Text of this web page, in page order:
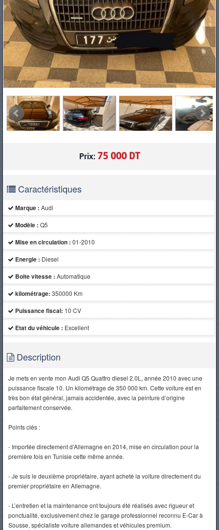
Prix: 75 000 DT
Caractéristiques
Marque : Audi
Modèle : Q5
Mise en circulation : 01-2010
Energie : Diesel
Boite vitesse : Automatique
kilométrage: 350000 Km
Puissance fiscal: 10 CV
Etat du véhicule : Excellent
Description
Je mets en vente mon Audi Q5 Quattro diesel 2.0L, année 2010 avec une
puissance fiscale 10. Un kilométrage de 350 000 km. Cette voiture est en
très bon état général, jamais accidentée, avec la peinture d’origine
parfaitement conservée.
Points clés :
- Importée directement d’Allemagne en 2014, mise en circulation pour la
première fois en Tunisie cette même année.
- Je suis le deuxième propriétaire, ayant acheté la voiture directement du
premier propriétaire en Allemagne.
- L’entretien et la maintenance ont toujours été réalisés avec rigueur et
ponctualité, exclusivement chez le garage professionnel reconnu E-Car à
Sousse, spécialiste voiture allemandes et véhicules premium.